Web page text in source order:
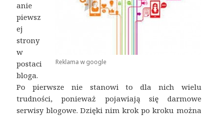
Reklama w google
anie
piewsz
ej
strony
w
postaci
bloga.
Po pierwsze nie stanowi to dla nich wielu
trudności, ponieważ pojawiają się darmowe
serwisy blogowe. Dzięki nim krok po kroku można